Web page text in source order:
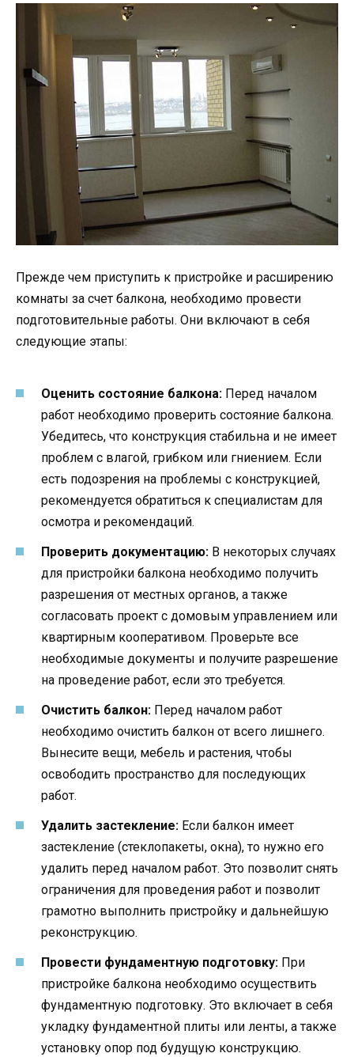
Прежде чем приступить к пристройке и расширению
комнаты за счет балкона, необходимо провести
подготовительные работы. Они включают в себя
следующие этапы:
Оценить состояние балкона: Перед началом
работ необходимо проверить состояние балкона.
Убедитесь, что конструкция стабильна и не имеет
проблем с влагой, грибком или гниением. Если
есть подозрения на проблемы с конструкцией,
рекомендуется обратиться к специалистам для
осмотра и рекомендаций.
Проверить документацию: В некоторых случаях
для пристройки балкона необходимо получить
разрешения от местных органов, а также
согласовать проект с домовым управлением или
квартирным кооперативом. Проверьте все
необходимые документы и получите разрешение
на проведение работ, если это требуется.
Очистить балкон: Перед началом работ
необходимо очистить балкон от всего лишнего.
Вынесите вещи, мебель и растения, чтобы
освободить пространство для последующих
работ.
Удалить застекление: Если балкон имеет
застекление (стеклопакеты, окна), то нужно его
удалить перед началом работ. Это позволит снять
ограничения для проведения работ и позволит
грамотно выполнить пристройку и дальнейшую
реконструкцию.
Провести фундаментную подготовку: При
пристройке балкона необходимо осуществить
фундаментную подготовку. Это включает в себя
укладку фундаментной плиты или ленты, а также
установку опор под будущую конструкцию.